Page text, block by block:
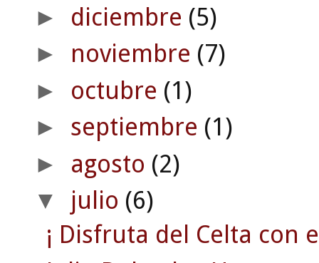
► diciembre (5)
► noviembre (7)
► octubre (1)
► septiembre (1)
► agosto (2)
▼ julio (6)
¡ Disfruta del Celta con